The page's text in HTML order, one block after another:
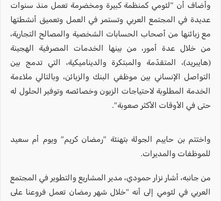
وأضاف أن "لئومي كمنظمة كبيرة ومخضرمة تعمل منذ سنوات
عديدة في المجتمع العربي وتستمر في العمل وتعميق أنشطتها
مع زبائنها من أصحاب الحسابات الشخصية والمصالح التجارية،
من خلال عدة أمور، من بينها الخدمات المصرفية الهجينة
(هايبريد)، المتقدّمة والمبتكرة والديناميكية، التي تدمج بين
التواصل الإنساني بين موظفي البنك والزبائن، وبالتالي ملاءمة
الخدمة المطلوبة لاحتياجات الزبون وخصائصه وتوفير الحلول له
حتى في الأوقات الأكثر صعوبة".
واختتم بن حاييم الجولة بتهنئة "رمضان كريم" ويوم أم سعيد
للموظفات والمديرات.
من جانبه، أشار نزار حمودي، مدير المشاريع والتطوير في المجتمع
العربي في لئومي إلى أنه "خلال شهر رمضان تعمل فروعنا على